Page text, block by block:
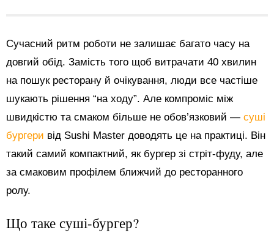
Сучасний ритм роботи не залишає багато часу на
довгий обід. Замість того щоб витрачати 40 хвилин
на пошук ресторану й очікування, люди все частіше
шукають рішення “на ходу”. Але компроміс між
швидкістю та смаком більше не обов’язковий — суші
бургери від Sushi Master доводять це на практиці. Він
такий самий компактний, як бургер зі стріт-фуду, але
за смаковим профілем ближчий до ресторанного
ролу.
Що таке суші-бургер?